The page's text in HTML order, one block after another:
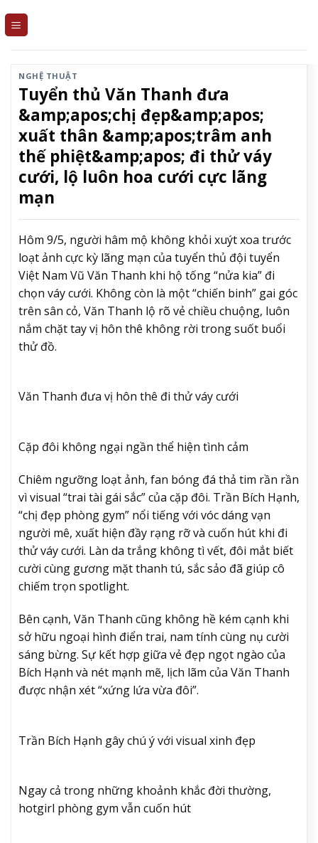
NGHỆ THUẬT
Tuyển thủ Văn Thanh đưa
&amp;apos;chị đẹp&amp;apos;
xuất thân &amp;apos;trâm anh
thế phiệt&amp;apos; đi thử váy
cưới, lộ luôn hoa cưới cực lãng
mạn
Hôm 9/5, người hâm mộ không khỏi xuýt xoa trước
loạt ảnh cực kỳ lãng mạn của tuyển thủ đội tuyển
Việt Nam Vũ Văn Thanh khi hộ tống “nửa kia” đi
chọn váy cưới. Không còn là một “chiến binh” gai góc
trên sân cỏ, Văn Thanh lộ rõ vẻ chiều chuộng, luôn
nắm chặt tay vị hôn thê không rời trong suốt buổi
thử đồ.
Văn Thanh đưa vị hôn thê đi thử váy cưới
Cặp đôi không ngại ngần thể hiện tình cảm
Chiêm ngưỡng loạt ảnh, fan bóng đá thả tim rần rần
vì visual “trai tài gái sắc” của cặp đôi. Trần Bích Hạnh,
“chị đẹp phòng gym” nổi tiếng với vóc dáng vạn
người mê, xuất hiện đầy rạng rỡ và cuốn hút khi đi
thử váy cưới. Làn da trắng không tì vết, đôi mắt biết
cười cùng gương mặt thanh tú, sắc sảo đã giúp cô
chiếm trọn spotlight.
Bên cạnh, Văn Thanh cũng không hề kém cạnh khi
sở hữu ngoại hình điển trai, nam tính cùng nụ cười
sáng bừng. Sự kết hợp giữa vẻ đẹp ngọt ngào của
Bích Hạnh và nét mạnh mẽ, lịch lãm của Văn Thanh
được nhận xét “xứng lứa vừa đôi”.
Trần Bích Hạnh gây chú ý với visual xinh đẹp
Ngay cả trong những khoảnh khắc đời thường,
hotgirl phòng gym vẫn cuốn hút